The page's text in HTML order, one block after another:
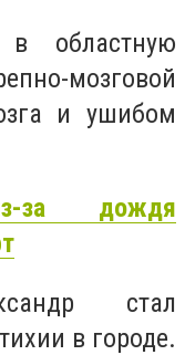
в областную
мозговой
и ушибом
за дождя
стал
в городе.